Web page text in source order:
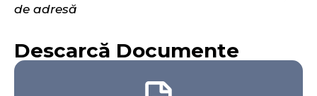
de adresă
Descarcă Documente